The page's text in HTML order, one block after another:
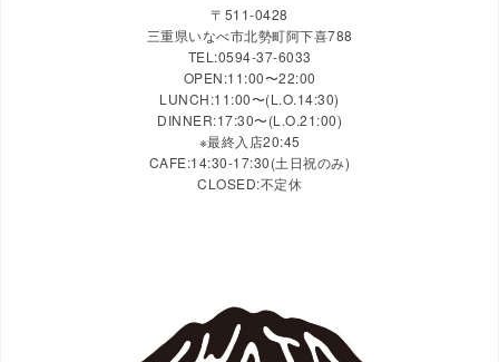
〒511-0428
三重県いなべ市北勢町阿下喜788
TEL:0594-37-6033
OPEN:11:00〜22:00
LUNCH:11:00〜(L.O.14:30)
DINNER:17:30〜(L.O.21:00)
※最終入店20:45
CAFE:14:30-17:30(土日祝のみ)
CLOSED:不定休